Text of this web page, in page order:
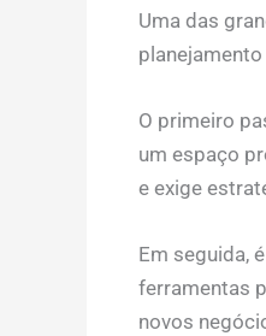
Uma das
O primeiro
um espaço
e exige
Em seguida,
ferramentas
novos